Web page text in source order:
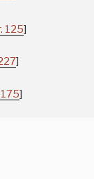
125]
]
]